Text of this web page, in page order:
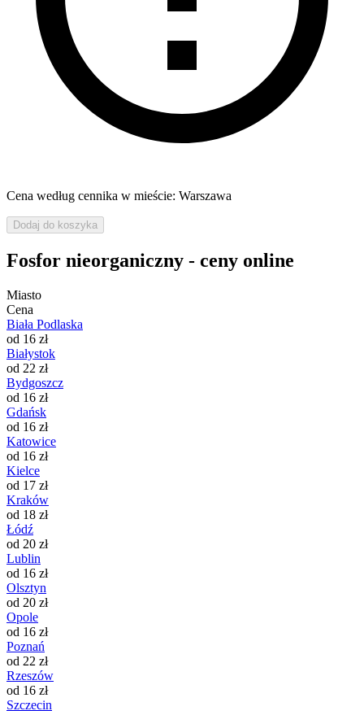
Cena według cennika w mieście: Warszawa
Dodaj do koszyka
Fosfor nieorganiczny - ceny online
Miasto
Cena
Biała Podlaska
od 16 zł
Białystok
od 22 zł
Bydgoszcz
od 16 zł
Gdańsk
od 16 zł
Katowice
od 16 zł
Kielce
od 17 zł
Kraków
od 18 zł
Łódź
od 20 zł
Lublin
od 16 zł
Olsztyn
od 20 zł
Opole
od 16 zł
Poznań
od 22 zł
Rzeszów
od 16 zł
Szczecin